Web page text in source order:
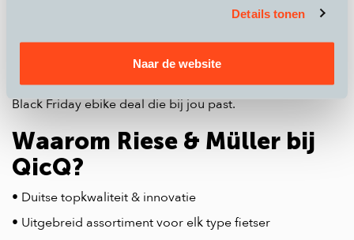
Details tonen
Naar de website
Riese & Müller e-bikes. Of je nu sportieve
tochten maakt of de kinderen vervoert: er is altijd een
Black Friday ebike deal die bij jou past.
Waarom Riese & Müller bij
QicQ?
• Duitse topkwaliteit & innovatie
• Uitgebreid assortiment voor elk type fietser